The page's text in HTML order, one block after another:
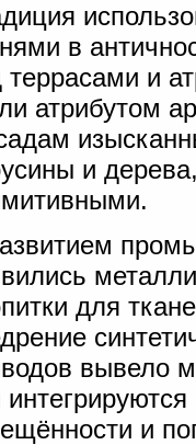
в
террасами и
атрибутом
и
для
вывело
и